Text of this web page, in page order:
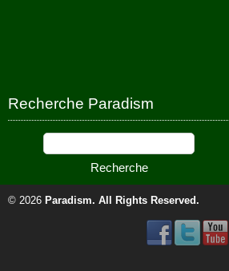
Recherche Paradism
© 2026 Paradism. All Rights Reserved.